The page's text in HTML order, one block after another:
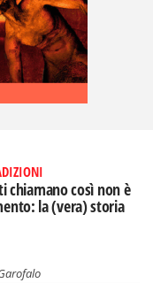
chiamano così non è
la (vera) storia